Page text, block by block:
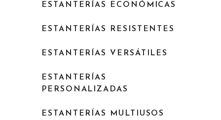
ESTANTERÍAS ECONÓMICAS
ESTANTERÍAS RESISTENTES
ESTANTERÍAS VERSÁTILES
ESTANTERÍAS
PERSONALIZADAS
ESTANTERÍAS MULTIUSOS